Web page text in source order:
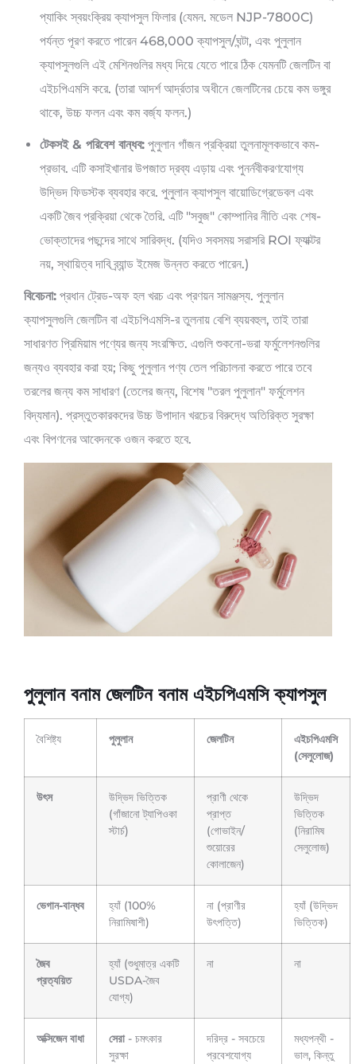
প্যাকিং স্বয়ংক্রিয় ক্যাপসুল ফিলার (যেমন. মডেল NJP-7800C)
পর্যন্ত পূরণ করতে পারেন 468,000 ক্যাপসুল/ঘন্টা, এবং পুলুলান
ক্যাপসুলগুলি এই মেশিনগুলির মধ্য দিয়ে যেতে পারে ঠিক যেমনটি জেলটিন বা
এইচপিএমসি করে. (তারা আদর্শ আর্দ্রতার অধীনে জেলটিনের চেয়ে কম ভঙ্গুর
থাকে, উচ্চ ফলন এবং কম বর্জ্য ফলন.)
টেকসই & পরিবেশ বান্ধব: পুলুলান গাঁজন প্রক্রিয়া তুলনামূলকভাবে কম-
প্রভাব. এটি কসাইখানার উপজাত দ্রব্য এড়ায় এবং পুনর্নবীকরণযোগ্য
উদ্ভিদ ফিডস্টক ব্যবহার করে. পুলুলান ক্যাপসুল বায়োডিগ্রেডেবল এবং
একটি জৈব প্রক্রিয়া থেকে তৈরি. এটি "সবুজ" কোম্পানির নীতি এবং শেষ-
ভোক্তাদের পছন্দের সাথে সারিবদ্ধ. (যদিও সবসময় সরাসরি ROI ফ্যাক্টর
নয়, স্থায়িত্ব দাবি ব্র্যান্ড ইমেজ উন্নত করতে পারেন.)
বিবেচনা: প্রধান ট্রেড-অফ হল খরচ এবং প্রণয়ন সামঞ্জস্য. পুলুলান
ক্যাপসুলগুলি জেলটিন বা এইচপিএমসি-র তুলনায় বেশি ব্যয়বহুল, তাই তারা
সাধারণত প্রিমিয়াম পণ্যের জন্য সংরক্ষিত. এগুলি শুকনো-ভরা ফর্মুলেশনগুলির
জন্যও ব্যবহার করা হয়; কিছু পুলুলান পণ্য তেল পরিচালনা করতে পারে তবে
তরলের জন্য কম সাধারণ (তেলের জন্য, বিশেষ "তরল পুলুলান" ফর্মুলেশন
বিদ্যমান). প্রস্তুতকারকদের উচ্চ উপাদান খরচের বিরুদ্ধে অতিরিক্ত সুরক্ষা
এবং বিপণনের আবেদনকে ওজন করতে হবে.
পুলুলান বনাম জেলটিন বনাম এইচপিএমসি ক্যাপসুল
বৈশিষ্ট্য পুলুলান জেলটিন
এইচপিএমসি
(সেলুলোজ)
উৎস
উদ্ভিদ ভিত্তিক
(গাঁজানো ট্যাপিওকা
স্টার্চ)
প্রাণী থেকে
প্রাপ্ত
(গোভাইন/
শুয়োরের
কোলাজেন)
উদ্ভিদ
ভিত্তিক
(নিরামিষ
সেলুলোজ)
ভেগান-বান্ধব
হ্যাঁ (100%
নিরামিষাশী)
না (প্রাণীর
উৎপত্তি)
হ্যাঁ (উদ্ভিদ
ভিত্তিক)
জৈব
প্রত্যয়িত
হ্যাঁ (শুধুমাত্র একটি
USDA-জৈব
যোগ্য)
না না
অক্সিজেন বাধা সেরা- চমৎকার
সুরক্ষা
দরিদ্র - সবচেয়ে
প্রবেশযোগ্য
মধ্যপন্থী -
ভাল, কিন্তু